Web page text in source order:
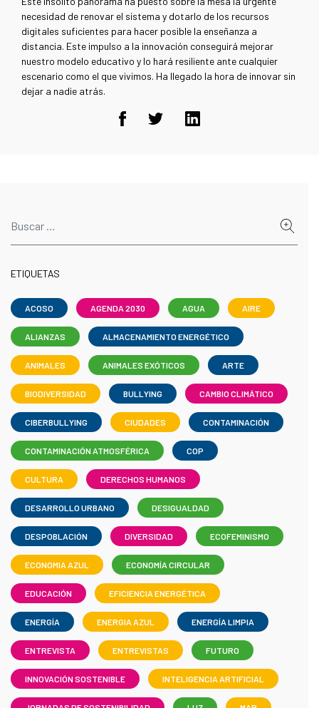
necesidad de renovar el sistema y dotarlo de los recursos
digitales suficientes para hacer posible la enseñanza a
distancia. Este impulso a la innovación conseguirá mejorar
nuestro modelo educativo y lo hará resiliente ante cualquier
escenario como el que vivimos. Ha llegado la hora de innovar sin
dejar a nadie atrás.
ETIQUETAS
ACOSO AGENDA 2030 AGUA AIRE
ALIANZAS ALMACENAMIENTO ENERGÉTICO
ANIMALES ANIMALES EXÓTICOS ARTE
BIODIVERSIDAD BULLYING CAMBIO CLIMÁTICO
CIBERBULLYING CIUDADES CONTAMINACIÓN
CONTAMINACIÓN ATMOSFÉRICA COP
CULTURA DERECHOS HUMANOS
DESARROLLO URBANO DESIGUALDAD
DESPOBLACIÓN DIVERSIDAD ECOFEMINISMO
ECONOMIA AZUL ECONOMÍA CIRCULAR
EDUCACIÓN EFICIENCIA ENERGÉTICA
ENERGÍA ENERGIA AZUL ENERGÍA LIMPIA
ENTREVISTA ENTREVISTAS FUTURO
INNOVACIÓN SOSTENIBLE INTELIGENCIA ARTIFICIAL